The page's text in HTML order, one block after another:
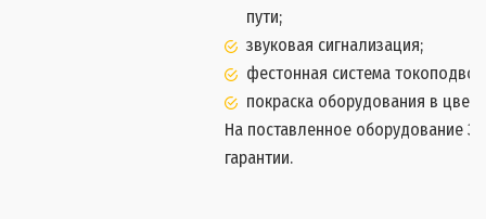
пути;
звуковая сигнализация;
фестонная система
покраска оборудования в цвет
На поставленное оборудование
гарантии.